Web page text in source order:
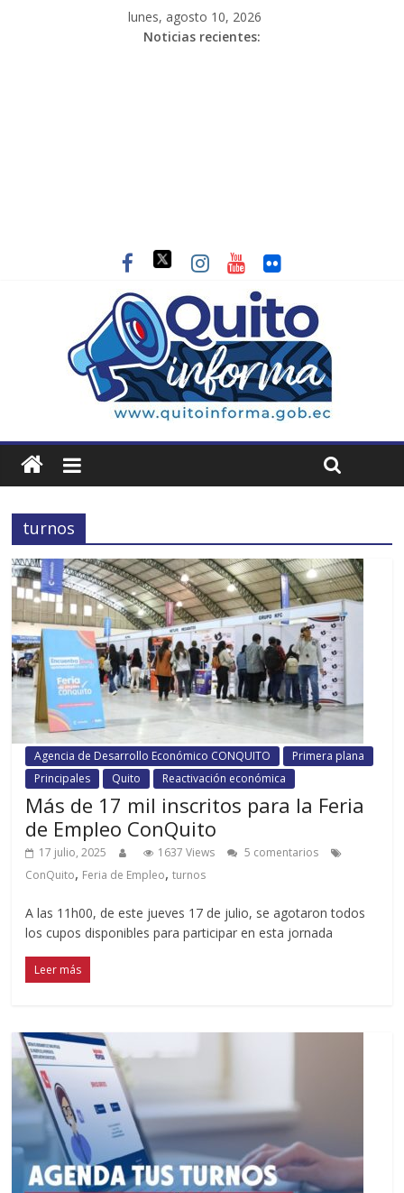
lunes, agosto 10, 2026
Noticias recientes:
turnos
Agencia de Desarrollo Económico CONQUITO
Primera plana
Principales
Quito Reactivación económica
Más de 17 mil inscritos para la Feria
de Empleo ConQuito
17 julio, 2025 1637 Views
5 comentarios
ConQuito, Feria de Empleo,turnos
A las 11h00, de este jueves 17 de julio, se agotaron todos
los cupos disponibles para participar en esta jornada
Leer más